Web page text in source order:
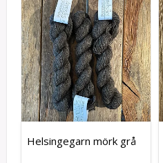
Helsingegarn mörk grå